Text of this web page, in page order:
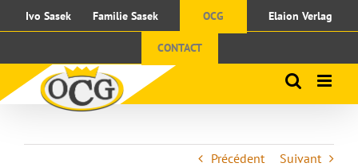
Passer
au
Ivo Sasek Familie Sasek OCG Elaion Verlag
CONTACT
Précédent Suivant